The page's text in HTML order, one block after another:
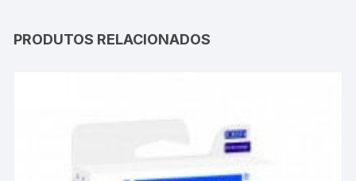
PRODUTOS RELACIONADOS